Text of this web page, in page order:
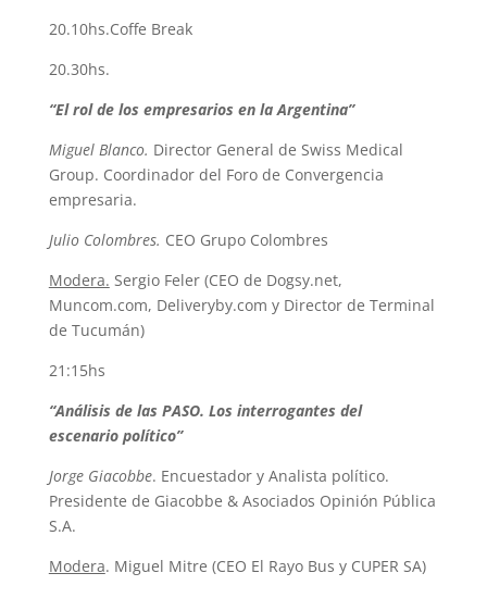
20.10hs.Coffe Break
20.30hs.
“El rol de los empresarios en la Argentina”
Miguel Blanco. Director General de Swiss Medical
Group. Coordinador del Foro de Convergencia
empresaria.
Julio Colombres. CEO Grupo Colombres
Modera. Sergio Feler (CEO de Dogsy.net,
Muncom.com, Deliveryby.com y Director de Terminal
de Tucumán)
21:15hs
“Análisis de las PASO. Los interrogantes del
escenario político”
Jorge Giacobbe. Encuestador y Analista político.
Presidente de Giacobbe & Asociados Opinión Pública
S.A.
Modera. Miguel Mitre (CEO El Rayo Bus y CUPER SA)